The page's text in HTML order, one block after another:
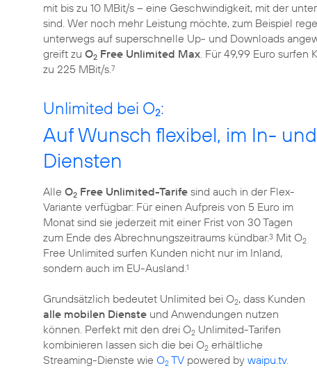
mit bis zu 10 MBit/s – eine Geschwindigkeit, mit der
sind. Wer noch mehr Leistung möchte, zum Beispiel
unterwegs auf superschnelle Up- und Downloads
greift zu O2 Free Unlimited Max. Für 49,99 Euro surfen
zu 225 MBit/s.7
Unlimited bei O2:
Auf Wunsch flexibel, im In-
Diensten
Alle O2 Free Unlimited-Tarife sind auch in der Flex-
Variante verfügbar: Für einen Aufpreis von 5 Euro im
Monat sind sie jederzeit mit einer Frist von 30 Tagen
zum Ende des Abrechnungszeitraums kündbar.3 Mit O2
Free Unlimited surfen Kunden nicht nur im Inland,
sondern auch im EU-Ausland.1
Grundsätzlich bedeutet Unlimited bei O2, dass Kunden
alle mobilen Dienste und Anwendungen nutzen
können. Perfekt mit den drei O2 Unlimited-Tarifen
kombinieren lassen sich die bei O2 erhältliche
Streaming-Dienste wie O2 TV powered by waipu.tv.